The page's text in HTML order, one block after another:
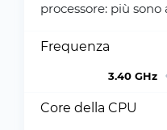
processore: più
Frequenza
3.40 GHz
Core della CPU